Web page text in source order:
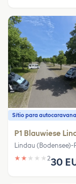
Sítio para
P1 Blauwiese
Lindau (Bodensee)-
★ ★ ★ ★ ★ 230